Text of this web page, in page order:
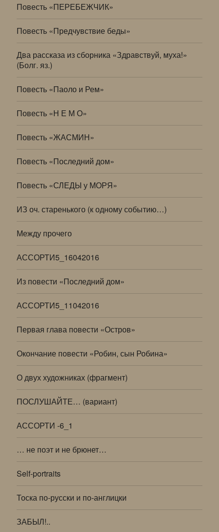
Повесть «ПЕРЕБЕЖЧИК»
Повесть «Предчувствие беды»
Два рассказа из сборника «Здравствуй, муха!»
(Болг. яз.)
Повесть «Паоло и Рем»
Повесть «Н Е М О»
Повесть «ЖАСМИН»
Повесть «Последний дом»
Повесть «СЛЕДЫ у МОРЯ»
ИЗ оч. старенького (к одному событию…)
Между прочего
АССОРТИ5_16042016
Из повести «Последний дом»
АССОРТИ5_11042016
Первая глава повести «Остров»
Окончание повести «Робин, сын Робина»
О двух художниках (фрагмент)
ПОСЛУШАЙТЕ… (вариант)
АССОРТИ -6_1
… не поэт и не брюнет…
Self-portraits
Тоска по-русски и по-англицки
ЗАБЫЛ!..